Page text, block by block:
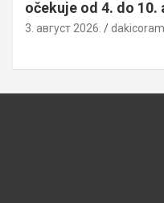
očekuje od 4. do 10.
3. август 2026.